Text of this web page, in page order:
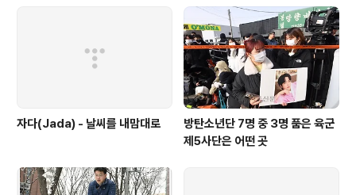
기 시작하는 것 같다. 아니 그건 너무 건방진 말인지도 모르
겠다. 적어도 뿌옇던 안개가 조금씩 걷히기는 한다. 재정건
전성, 그리고 이를 위한 긴축재정 담론은 신자유주의의 부
활을 알리는 신호탄이다. 그리고 유럽..
자다(Jada) - 날씨를 내맘대로
방탄소년단 7명 중 3명 품은 육군
제5사단은 어떤 곳